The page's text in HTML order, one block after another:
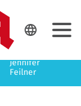
Jennifer
Feilner